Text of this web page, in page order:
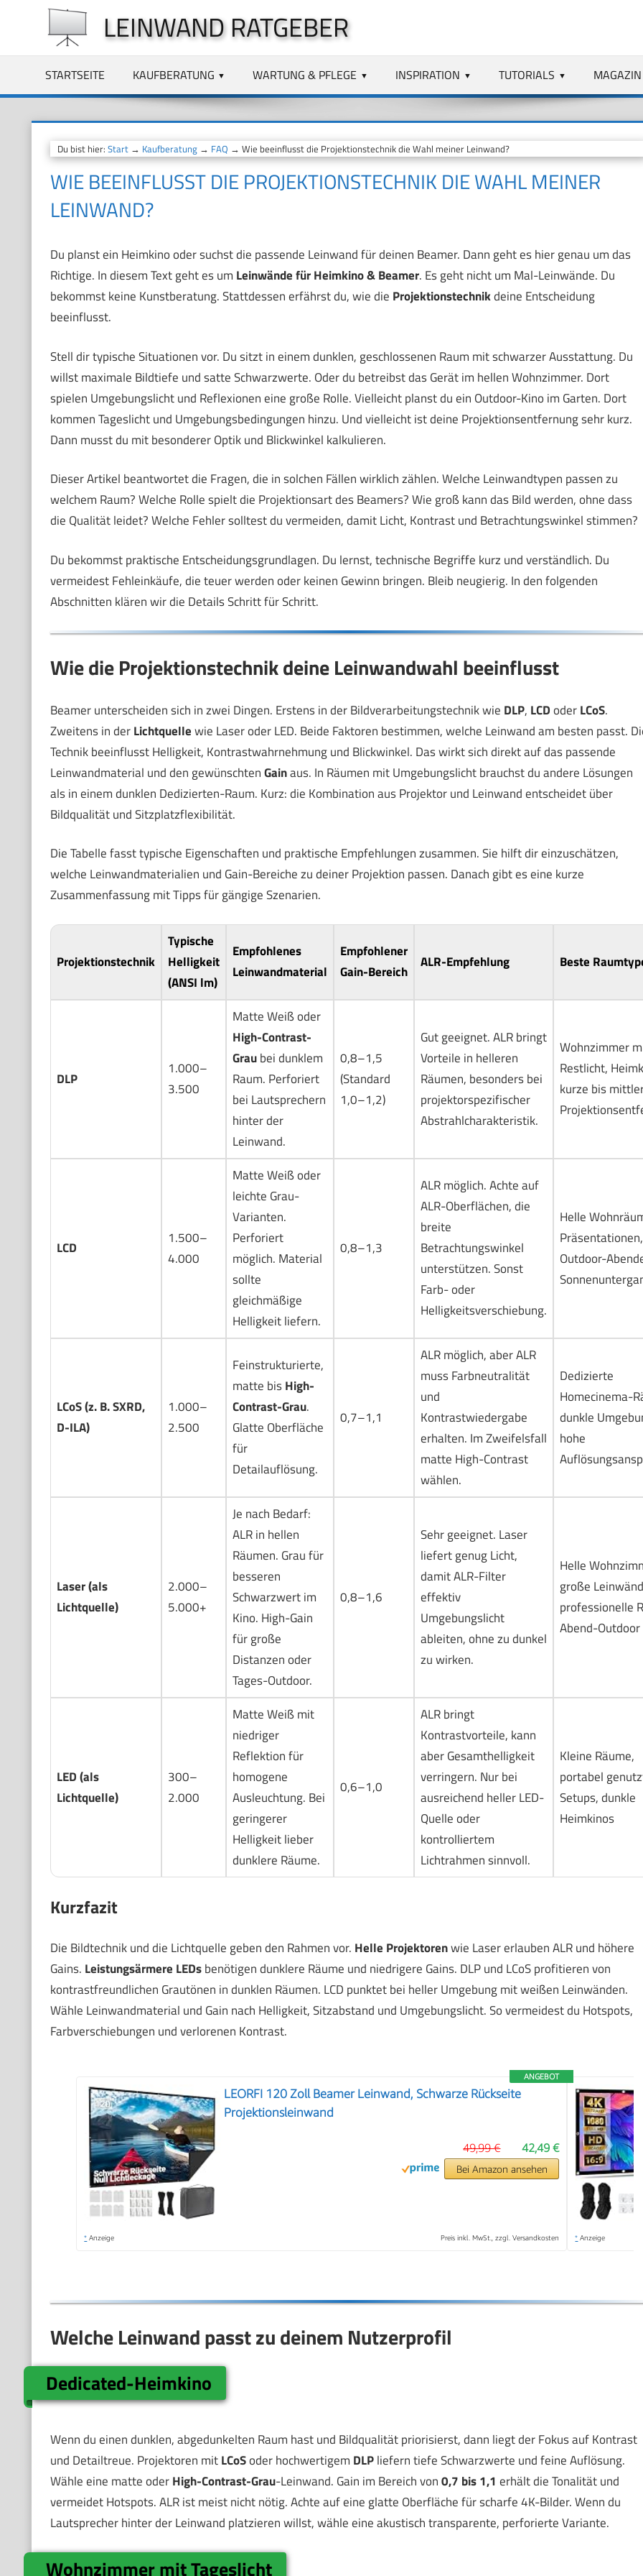
springen
LEINWAND RATGEBER
STARTSEITE KAUFBERATUNG WARTUNG & PFLEGE INSPIRATION TUTORIALS MAGAZIN
Du bist hier: Start→ Kaufberatung→ FAQ → Wie beeinflusst die Projektionstechnik die Wahl meiner Leinwand?
WIE BEEINFLUSST DIE PROJEKTIONSTECHNIK DIE WAHL MEINER
LEINWAND?
Du planst ein Heimkino oder suchst die passende Leinwand für deinen Beamer. Dann geht es hier genau um das
Richtige. In diesem Text geht es um Leinwände für Heimkino & Beamer. Es geht nicht um Mal-Leinwände. Du
bekommst keine Kunstberatung. Stattdessen erfährst du, wie die Projektionstechnikdeine Entscheidung
beeinflusst.
Stell dir typische Situationen vor. Du sitzt in einem dunklen, geschlossenen Raum mit schwarzer Ausstattung. Du
willst maximale Bildtiefe und satte Schwarzwerte. Oder du betreibst das Gerät im hellen Wohnzimmer. Dort
spielen Umgebungslicht und Reflexionen eine große Rolle. Vielleicht planst du ein Outdoor-Kino im Garten. Dort
kommen Tageslicht und Umgebungsbedingungen hinzu. Und vielleicht ist deine Projektionsentfernung sehr kurz.
Dann musst du mit besonderer Optik und Blickwinkel kalkulieren.
Dieser Artikel beantwortet die Fragen, die in solchen Fällen wirklich zählen. Welche Leinwandtypen passen zu
welchem Raum? Welche Rolle spielt die Projektionsart des Beamers? Wie groß kann das Bild werden, ohne dass
die Qualität leidet? Welche Fehler solltest du vermeiden, damit Licht, Kontrast und Betrachtungswinkel stimmen?
Du bekommst praktische Entscheidungsgrundlagen. Du lernst, technische Begriffe kurz und verständlich. Du
vermeidest Fehleinkäufe, die teuer werden oder keinen Gewinn bringen. Bleib neugierig. In den folgenden
Abschnitten klären wir die Details Schritt für Schritt.
Wie die Projektionstechnik deine Leinwandwahl beeinflusst
Beamer unterscheiden sich in zwei Dingen. Erstens in der Bildverarbeitungstechnik wie DLP, LCDoderLCoS.
Zweitens in derLichtquellewie Laser oder LED. Beide Faktoren bestimmen, welche Leinwand am besten passt.
Technik beeinflusst Helligkeit, Kontrastwahrnehmung und Blickwinkel. Das wirkt sich direkt auf das passende
Leinwandmaterial und den gewünschtenGainaus. In Räumen mit Umgebungslicht brauchst du andere Lösungen
als in einem dunklen Dedizierten-Raum. Kurz: die Kombination aus Projektor und Leinwand entscheidet über
Bildqualität und Sitzplatzflexibilität.
Die Tabelle fasst typische Eigenschaften und praktische Empfehlungen zusammen. Sie hilft dir einzuschätzen,
welche Leinwandmaterialien und Gain-Bereiche zu deiner Projektion passen. Danach gibt es eine kurze
Zusammenfassung mit Tipps für gängige Szenarien.
Projektionstechnik
Typische
Helligkeit
(ANSI lm)
Empfohlenes
Leinwandmaterial
Empfohlener
Gain-Bereich
ALR-Empfehlung Beste
DLP
1.000–
3.500
Matte Weiß oder
High-Contrast-
Graubei dunklem
Raum. Perforiert
bei Lautsprechern
hinter der
Leinwand.
0,8–1,5
(Standard
1,0–1,2)
Gut geeignet. ALR bringt
Vorteile in helleren
Räumen, besonders bei
projektorspezifischer
Abstrahlcharakteristik.
Wohnzimmer
Restlicht,
kurze bis
LCD
1.500–
4.000
Matte Weiß oder
leichte Grau-
Varianten.
Perforiert
möglich. Material
sollte
gleichmäßige
Helligkeit liefern.
0,8–1,3
ALR möglich. Achte auf
ALR-Oberflächen, die
breite
Betrachtungswinkel
unterstützen. Sonst
Farb- oder
Helligkeitsverschiebung.
Helle
Präsentationen,
Outdoor-
LCoS (z. B. SXRD,
D-ILA)
1.000–
2.500
Feinstrukturierte,
matte bisHigh-
Contrast-Grau.
Glatte Oberfläche
für
Detailauflösung.
0,7–1,1
ALR möglich, aber ALR
muss Farbneutralität
und
Kontrastwiedergabe
erhalten. Im Zweifelsfall
matte High-Contrast
wählen.
Dedizierte
Homecinema-
dunkle
hohe
Laser (als
Lichtquelle)
2.000–
5.000+
Je nach Bedarf:
ALR in hellen
Räumen. Grau für
besseren
Schwarzwert im
Kino. High-Gain
für große
Distanzen oder
Tages-Outdoor.
0,8–1,6
Sehr geeignet. Laser
liefert genug Licht,
damit ALR-Filter
effektiv
Umgebungslicht
ableiten, ohne zu dunkel
zu wirken.
Helle
große
professionelle
Abend-Outdoor
LED (als
Lichtquelle)
300–
2.000
Matte Weiß mit
niedriger
Reflektion für
homogene
Ausleuchtung. Bei
geringerer
Helligkeit lieber
dunklere Räume.
0,6–1,0
ALR bringt
Kontrastvorteile, kann
aber Gesamthelligkeit
verringern. Nur bei
ausreichend heller LED-
Quelle oder
kontrolliertem
Lichtrahmen sinnvoll.
Kleine Räume,
portabel
Setups, dunkle
Heimkinos
Kurzfazit
Die Bildtechnik und die Lichtquelle geben den Rahmen vor. Helle Projektorenwie Laser erlauben ALR und höhere
Gains. Leistungsärmere LEDsbenötigen dunklere Räume und niedrigere Gains. DLP und LCoS profitieren von
kontrastfreundlichen Grautönen in dunklen Räumen. LCD punktet bei heller Umgebung mit weißen Leinwänden.
Wähle Leinwandmaterial und Gain nach Helligkeit, Sitzabstand und Umgebungslicht. So vermeidest du Hotspots,
Farbverschiebungen und verlorenen Kontrast.
ANGEBOT
LEORFI 120 Zoll Beamer Leinwand, Schwarze Rückseite
Projektionsleinwand
42,49 €
49,99 €
Bei Amazon ansehen
* Anzeige Preis inkl. MwSt., zzgl. Versandkosten * Anzeige
❯
Welche Leinwand passt zu deinem Nutzerprofil
Dedicated-Heimkino
Wenn du einen dunklen, abgedunkelten Raum hast und Bildqualität priorisierst, dann liegt der Fokus auf Kontrast
und Detailtreue. Projektoren mitLCoSoder hochwertigem DLPliefern tiefe Schwarzwerte und feine Auflösung.
Wähle eine matte oderHigh-Contrast-Grau-Leinwand. Gain im Bereich von0,7 bis 1,1 erhält die Tonalität und
vermeidet Hotspots. ALR ist meist nicht nötig. Achte auf eine glatte Oberfläche für scharfe 4K-Bilder. Wenn du
Lautsprecher hinter der Leinwand platzieren willst, wähle eine akustisch transparente, perforierte Variante.
Wohnzimmer mit Tageslicht